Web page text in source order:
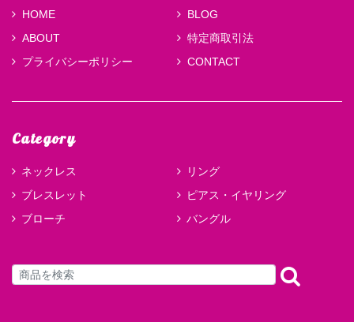
HOME
BLOG
ABOUT
特定商取引法
プライバシーポリシー
CONTACT
Category
ネックレス
リング
ブレスレット
ピアス・イヤリング
ブローチ
バングル